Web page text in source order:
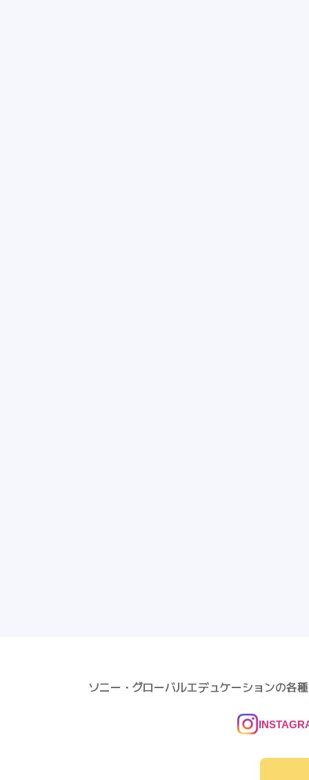
ソニー・グローバルエデュケーションの各